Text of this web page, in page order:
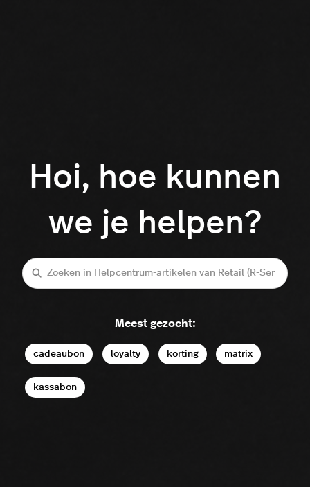
Hoi, hoe kunnen
we je helpen?
Zoeken
Meest gezocht:
cadeaubon loyalty korting matrix
kassabon